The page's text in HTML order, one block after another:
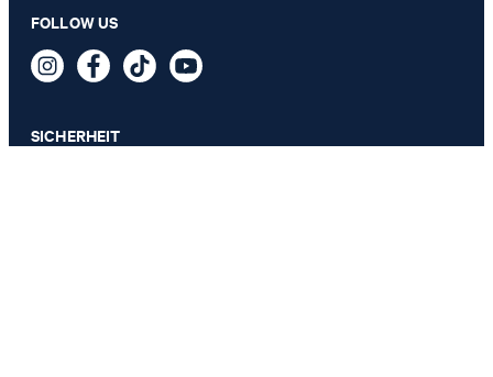
€ 139,95
inkl. MwSt
FOLLOW US
SICHERHEIT